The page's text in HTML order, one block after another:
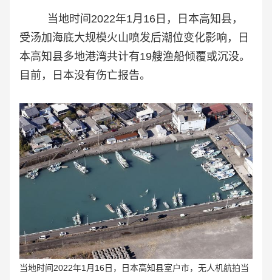
当地时间2022年1月16日，日本高知县，
受汤加海底大规模火山喷发后潮位变化影响，日
本高知县多地港湾共计有19艘渔船倾覆或沉没。
目前，日本没有伤亡报告。
当地时间2022年1月16日，日本高知县室户市，无人机航拍当